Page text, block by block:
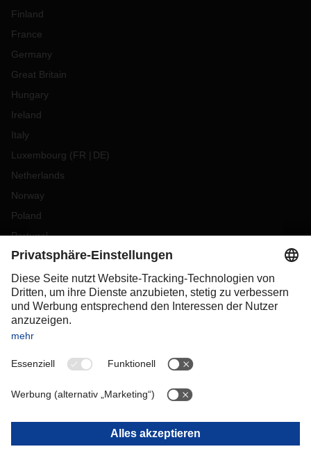
Finland
France
Germany
Great Britain
Hungary
Ireland
Italy
Luxembourg (FR DE)
Netherlands
Norway
Poland
Portugal
Romania
Slovakia
Spain
Sweden
Switzerland
OCEANIA